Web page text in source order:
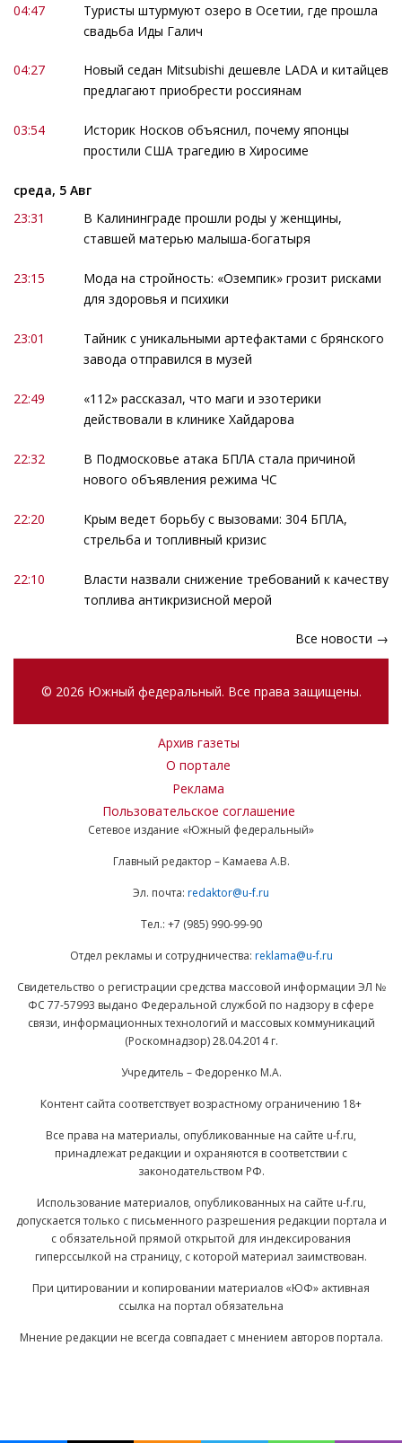
04:47
Туристы штурмуют озеро в Осетии, где прошла
свадьба Иды Галич
04:27
Новый седан Mitsubishi дешевле LADA и китайцев
предлагают приобрести россиянам
03:54
Историк Носков объяснил, почему японцы
простили США трагедию в Хиросиме
среда, 5 Авг
23:31
В Калининграде прошли роды у женщины,
ставшей матерью малыша-богатыря
23:15
Мода на стройность: «Оземпик» грозит рисками
для здоровья и психики
23:01
Тайник с уникальными артефактами с брянского
завода отправился в музей
22:49
«112» рассказал, что маги и эзотерики
действовали в клинике Хайдарова
22:32
В Подмосковье атака БПЛА стала причиной
нового объявления режима ЧС
22:20
Крым ведет борьбу с вызовами: 304 БПЛА,
стрельба и топливный кризис
22:10
Власти назвали снижение требований к качеству
топлива антикризисной мерой
Все новости →
© 2026 Южный федеральный. Все права защищены.
Архив газеты
О портале
Реклама
Пользовательское соглашение
Сетевое издание «Южный федеральный»
Главный редактор – Камаева А.В.
Эл. почта: redaktor@u-f.ru
Тел.: +7 (985) 990-99-90
Отдел рекламы и сотрудничества: reklama@u-f.ru
Свидетельство о регистрации средства массовой информации ЭЛ №
ФС 77-57993 выдано Федеральной службой по надзору в сфере
связи, информационных технологий и массовых коммуникаций
(Роскомнадзор) 28.04.2014 г.
Учредитель – Федоренко М.А.
Контент сайта соответствует возрастному ограничению 18+
Все права на материалы, опубликованные на сайте u-f.ru,
принадлежат редакции и охраняются в соответствии с
законодательством РФ.
Использование материалов, опубликованных на сайте u-f.ru,
допускается только с письменного разрешения редакции портала и
с обязательной прямой открытой для индексирования
гиперссылкой на страницу, с которой материал заимствован.
При цитировании и копировании материалов «ЮФ» активная
ссылка на портал обязательна
Мнение редакции не всегда совпадает с мнением авторов портала.